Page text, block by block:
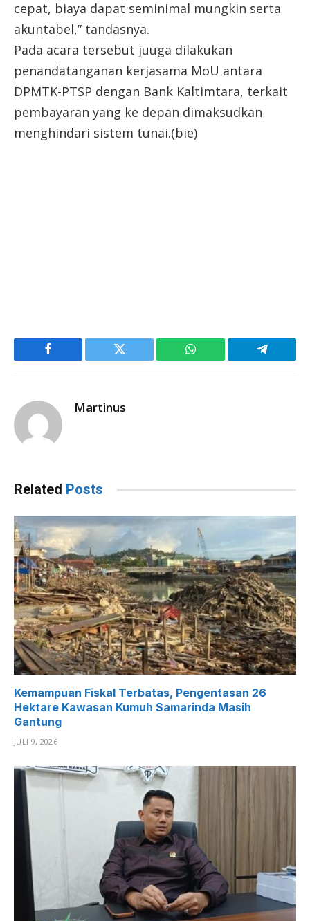
cepat, biaya dapat seminimal mungkin serta
akuntabel,” tandasnya.
Pada acara tersebut juuga dilakukan
penandatanganan kerjasama MoU antara
DPMTK-PTSP dengan Bank Kaltimtara, terkait
pembayaran yang ke depan dimaksudkan
menghindari sistem tunai.(bie)
Facebook Twitter WhatsApp Telegram
Martinus
Related Posts
Kemampuan Fiskal Terbatas, Pengentasan 26
Hektare Kawasan Kumuh Samarinda Masih
Gantung
JULI 9, 2026